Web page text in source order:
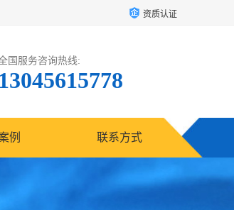
资质认证
国服务咨询热线:
13045615778
例 联系方式